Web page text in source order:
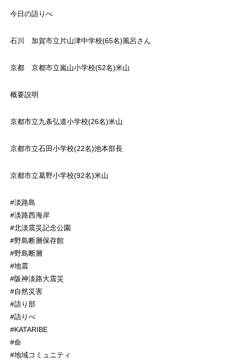
今日の語りべ
石川 加賀市立片山津中学校(65名)風呂さん
京都 京都市立嵐山小学校(52名)米山
概要説明
京都市立九条弘道小学校(26名)米山
京都市立石田小学校(22名)池本部長
京都市立葛野小学校(92名)米山
#淡路島
#淡路西海岸
#北淡震災記念公園
#野島断層保存館
#野島断層
#地震
#阪神淡路大震災
#自然災害
#語り部
#語りべ
#KATARIBE
#命
#地域コミュニティ